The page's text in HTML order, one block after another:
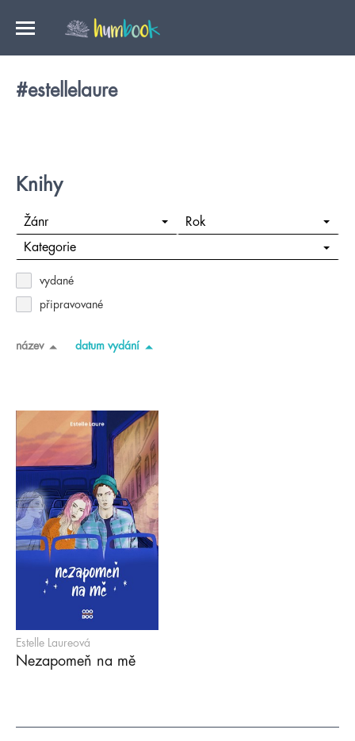
#estellelaure
Knihy
Žánr Rok
Kategorie
vydané
připravované
název datum vydání
Estelle Laureová
Nezapomeň na mě